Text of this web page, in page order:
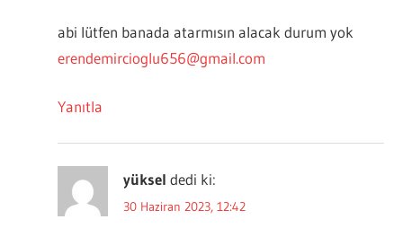
abi lütfen banada atarmısın alacak durum yok
erendemircioglu656@gmail.com
Yanıtla
yüksel dedi ki:
30 Haziran 2023, 12:42